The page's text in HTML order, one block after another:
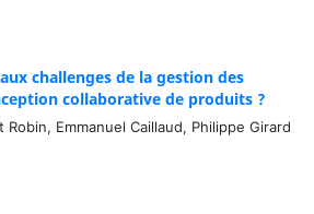
challenges de la gestion des
collaborative de produits ?
Emmanuel Caillaud, Philippe Girard